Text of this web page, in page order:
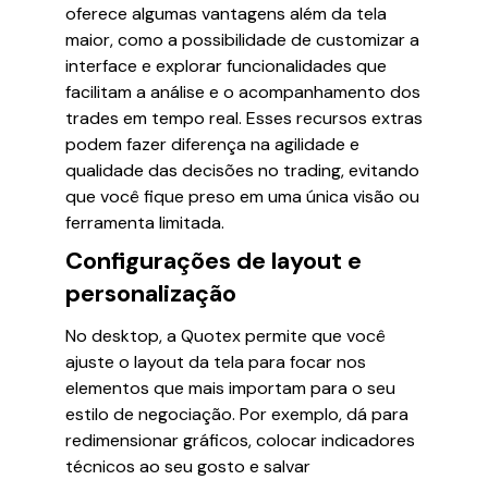
oferece algumas vantagens além da tela
maior, como a possibilidade de customizar a
interface e explorar funcionalidades que
facilitam a análise e o acompanhamento dos
trades em tempo real. Esses recursos extras
podem fazer diferença na agilidade e
qualidade das decisões no trading, evitando
que você fique preso em uma única visão ou
ferramenta limitada.
Configurações de layout e
personalização
No desktop, a Quotex permite que você
ajuste o layout da tela para focar nos
elementos que mais importam para o seu
estilo de negociação. Por exemplo, dá para
redimensionar gráficos, colocar indicadores
técnicos ao seu gosto e salvar